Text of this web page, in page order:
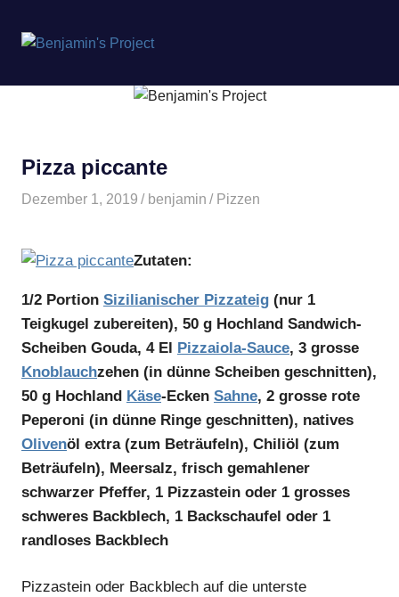
Project
Pizza piccante
Dezember 1, 2019 benjamin Pizzen
Zutaten:
1/2 Portion Sizilianischer Pizzateig (nur 1
Teigkugel zubereiten), 50 g Hochland Sandwich-
Scheiben Gouda, 4 El Pizzaiola-Sauce, 3 grosse
Knoblauchzehen (in dünne Scheiben geschnitten),
50 g Hochland Käse-Ecken Sahne, 2 grosse rote
Peperoni (in dünne Ringe geschnitten), natives
Olivenöl extra (zum Beträufeln), Chiliöl (zum
Beträufeln), Meersalz, frisch gemahlener
schwarzer Pfeffer, 1 Pizzastein oder 1 grosses
schweres Backblech, 1 Backschaufel oder 1
randloses Backblech
Pizzastein oder Backblech auf die unterste